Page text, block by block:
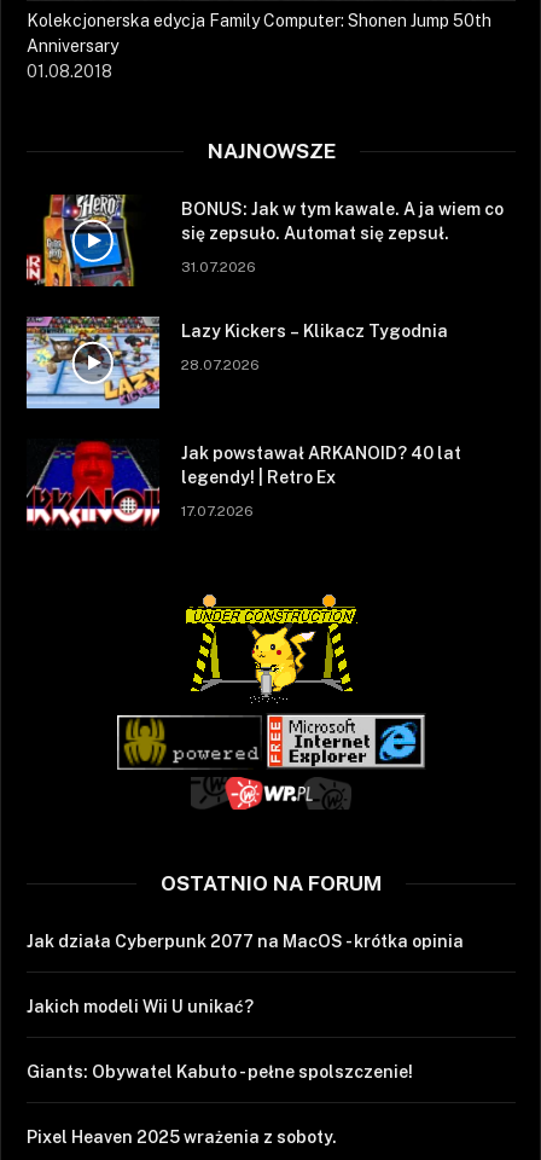
Kolekcjonerska edycja Family Computer: Shonen Jump 50th
Anniversary
01.08.2018
NAJNOWSZE
BONUS: Jak w tym kawale. A ja wiem co
się zepsuło. Automat się zepsuł.
31.07.2026
Lazy Kickers – Klikacz Tygodnia
28.07.2026
Jak powstawał ARKANOID? 40 lat
legendy! | Retro Ex
17.07.2026
OSTATNIO NA FORUM
Jak działa Cyberpunk 2077 na MacOS - krótka opinia
Jakich modeli Wii U unikać?
Giants: Obywatel Kabuto - pełne spolszczenie!
Pixel Heaven 2025 wrażenia z soboty.